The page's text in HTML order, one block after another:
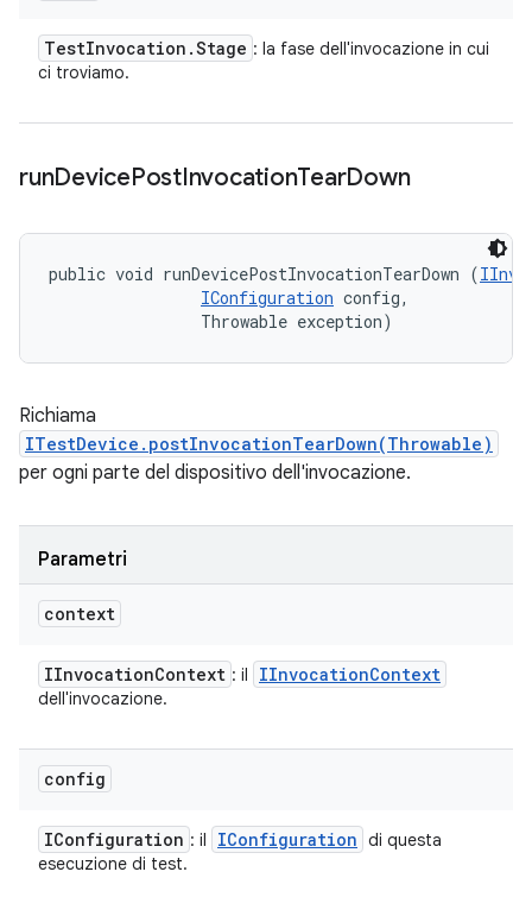
TestInvocation .Stage : la fase dell'invocazione in cui
ci troviamo.
runDevicePostInvocationTearDown
public void runDevicePostInvocationTearDown (
IConfiguration config,
                Throwable exception)
Richiama
ITestDevice.postInvocationTearDown(Throwable)
per ogni parte del dispositivo dell'invocazione.
Parametri
context
IInvocationContext : il IInvocationContext
dell'invocazione.
config
IConfiguration : il IConfiguration di questa
esecuzione di test.